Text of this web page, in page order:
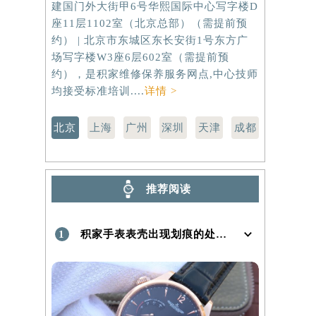
建国门外大街甲6号华熙国际中心写字楼D
座11层1102室（北京总部）（需提前预
约） | 北京市东城区东长安街1号东方广
场写字楼W3座6层602室（需提前预
约），是积家维修保养服务网点,中心技师
均接受标准培训....详情 >
北京 上海 广州 深圳 天津 成都
推荐阅读
1 积家手表表壳出现划痕的处理方法是什么！